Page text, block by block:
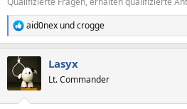
R
e
k
t
i
aid0nex undcrogge
Lasyx
Lt. Commander